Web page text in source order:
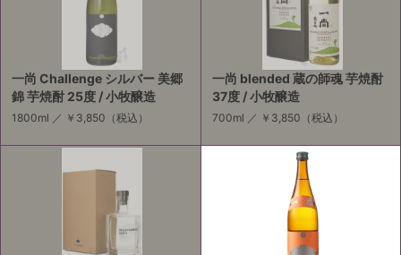
一尚 Challenge シルバー 美郷
錦 芋焼酎 25度 / 小牧醸造
1800ml ／ ￥3,850 （税込）
一尚 blended 蔵の師魂 芋焼酎
37度 / 小牧醸造
700ml ／ ￥3,850 （税込）